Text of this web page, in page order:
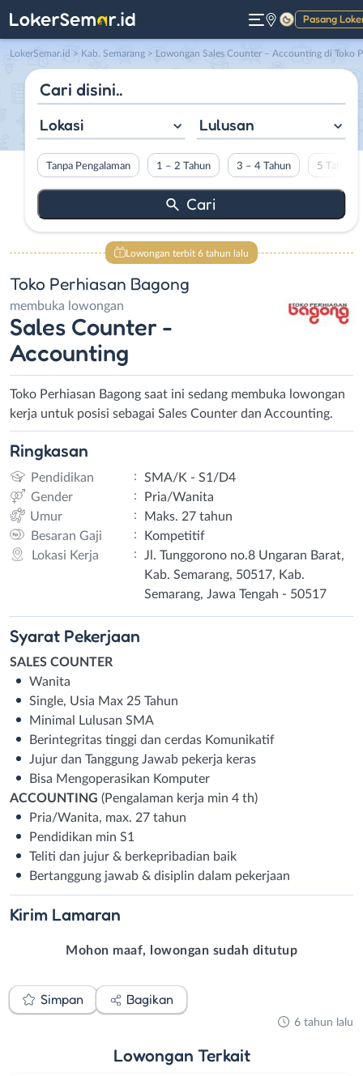
Pasang
Gelap
LokerSemar.id > Kab. Semarang > Lowongan Sales Counter – Accounting di Toko Perhiasan Bagong
Lokasi Lulusan
Tanpa Pengalaman 1 – 2 Tahun 3 – 4 Tahun 5 Tahun
Lowongan terbit 6 tahun lalu
Toko Perhiasan Bagong
membuka lowongan
Sales Counter -
Accounting
Toko Perhiasan Bagong saat ini sedang membuka lowongan
kerja untuk posisi sebagai Sales Counter dan Accounting.
Ringkasan
Pendidikan :
SMA/K - S1/D4
Gender
:
Pria/Wanita
Umur
:
Maks. 27 tahun
Besaran Gaji
:
Kompetitif
Lokasi Kerja
:
Jl. Tunggorono no.8 Ungaran Barat,
Kab. Semarang, 50517, Kab.
Semarang, Jawa Tengah - 50517
Syarat Pekerjaan
SALES COUNTER
Wanita
Single, Usia Max 25 Tahun
Minimal Lulusan SMA
Berintegritas tinggi dan cerdas Komunikatif
Jujur dan Tanggung Jawab pekerja keras
Bisa Mengoperasikan Komputer
ACCOUNTING (Pengalaman kerja min 4 th)
Pria/Wanita, max. 27 tahun
Pendidikan min S1
Teliti dan jujur & berkepribadian baik
Bertanggung jawab & disiplin dalam pekerjaan
Kirim Lamaran
Mohon maaf, lowongan sudah ditutup
Simpan Bagikan
6 tahun lalu
Lowongan Terkait